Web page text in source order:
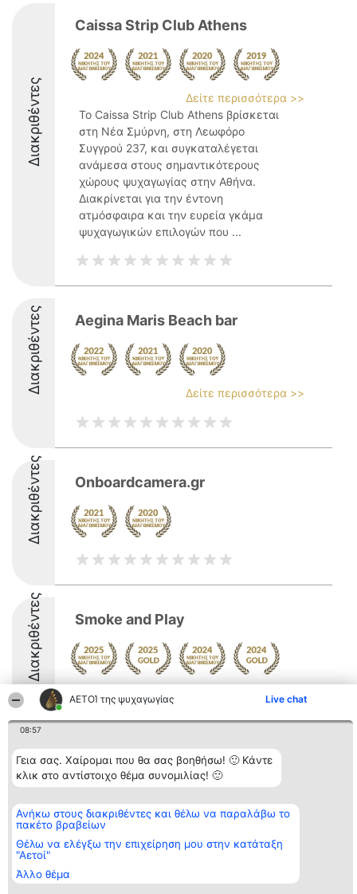
ΑΕΤΟΊ της ψυχαγωγίας Live chat
08:57
Γεια σας. Χαίρομαι που θα σας βοηθήσω! 🙂 Κάντε
κλικ στο αντίστοιχο θέμα συνομιλίας! 🙂
Ανήκω στους διακριθέντες και θέλω να παραλάβω το
πακέτο βραβείων
Θέλω να ελέγξω την επιχείρηση μου στην κατάταξη
"Αετοί"
Άλλο θέμα
Διακριθέντες
Caissa Strip Club Athens
Δείτε περισσότερα >>
Το Caissa Strip Club Athens βρίσκεται
στη Νέα Σμύρνη, στη Λεωφόρο
Συγγρού 237, και συγκαταλέγεται
ανάμεσα στους σημαντικότερους
χώρους ψυχαγωγίας στην Αθήνα.
Διακρίνεται για την έντονη
ατμόσφαιρα και την ευρεία γκάμα
ψυχαγωγικών επιλογών που ...
Διακριθέντες Aegina Maris Beach bar
Δείτε περισσότερα >>
Διακριθέντες Onboardcamera.gr
Διακριθέντες Smoke and Play
9.6
Διοργανωτής της
κατάταξης
BEAUTIFUL COMPANY
Μονοπρόσωπη ΙΚΕ
2104128019
email:
Κατάταξη
Διακριθέντες
Λίστα όλων
των
Μεθοδολογία
προϋποθέσεις
ΠΟΛΙΤΙΚΗ
Επικοινωνία
Επικοινωνία